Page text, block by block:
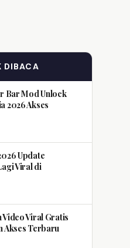
DIBACA
Bar Mod Unlock
2026 Akses
Update
Viral di
Viral Gratis
Akses Terbaru